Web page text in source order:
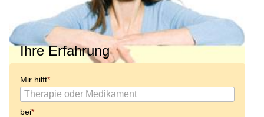
Ihre Erfahrung
Mir hilft
bei